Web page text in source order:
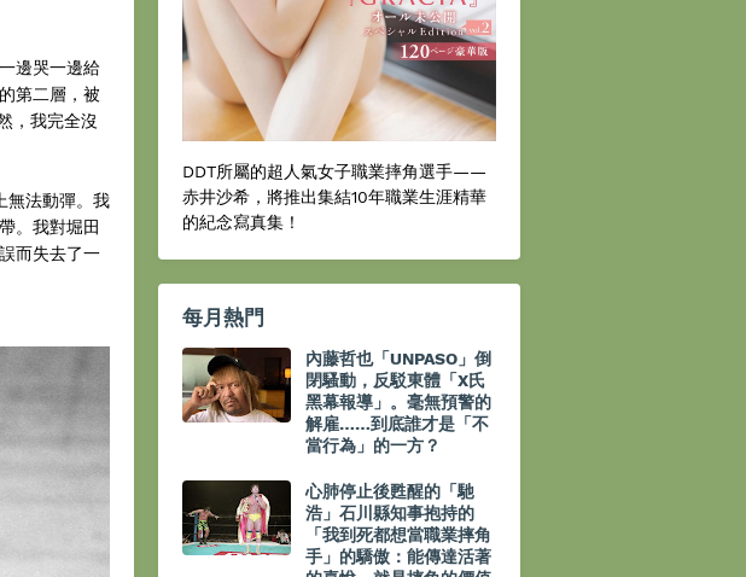
邊哭一邊給
第二層，被
，我完全沒
法動彈。我
。我對堀田
而失去了一
DDT所屬的超人氣女子職業摔角選手——
赤井沙希，將推出集結10年職業生涯精華
的紀念寫真集！
每月熱門
內藤哲也「UNPASO」倒
閉騷動，反駁東體「X氏
黑幕報導」。毫無預警的
解雇……到底誰才是「不
當行為」的一方？
心肺停止後甦醒的「馳
浩」石川縣知事抱持的
「我到死都想當職業摔角
手」的驕傲：能傳達活著